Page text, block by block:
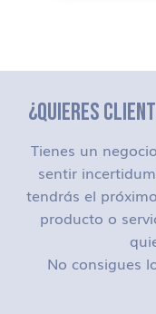
¿QUIERES
Tienes un
sentir
tendrás el
producto o
No consigues